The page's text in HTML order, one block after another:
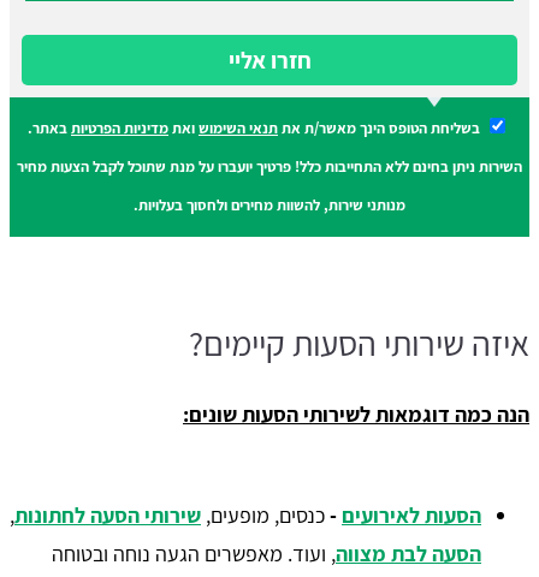
חזרו אליי
בשליחת הטופס הינך מאשר/ת אתתנאי השימושואתמדיניות הפרטיותבאתר.
השירות ניתן בחינם ללא התחייבות כלל! פרטיך יועברו על מנת שתוכל לקבל הצעות מחיר
מנותני שירות, להשוות מחירים ולחסוך בעלויות.
איזה שירותי הסעות קיימים?
הנה כמה דוגמאות לשירותי הסעות שונים:
הסעות לאירועים -כנסים, מופעים, שירותי הסעה לחתונות,
הסעה לבת מצווה, ועוד. מאפשרים הגעה נוחה ובטוחה